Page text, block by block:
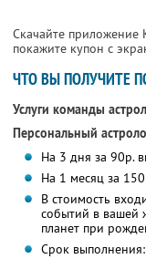
Скачайте приложение
покажите купон с
ЧТО ВЫ ПОЛУЧИТЕ
Услуги команды
Персональный
На 3 дня за 90р.
На 1 месяц за
В стоимость
событий в вашей
планет при
Срок